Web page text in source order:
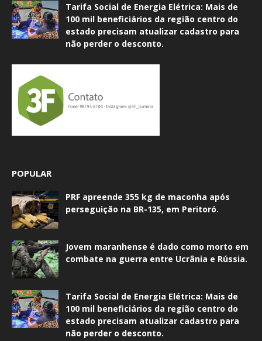
Tarifa Social de Energia Elétrica: Mais de
100 mil beneficiários da região centro do
estado precisam atualizar cadastro para
não perder o desconto.
POPULAR
PRF apreende 355 kg de maconha após
perseguição na BR-135, em Peritoró.
Jovem maranhense é dado como morto em
combate na guerra entre Ucrânia e Rússia.
Tarifa Social de Energia Elétrica: Mais de
100 mil beneficiários da região centro do
estado precisam atualizar cadastro para
não perder o desconto.